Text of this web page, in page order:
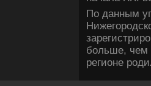
По данным
больше, чем
регионе